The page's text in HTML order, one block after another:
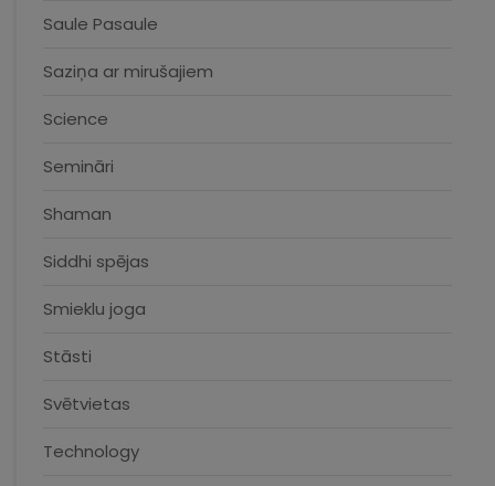
Saule Pasaule
Saziņa ar mirušajiem
Science
Semināri
Shaman
Siddhi spējas
Smieklu joga
Stāsti
Svētvietas
Technology